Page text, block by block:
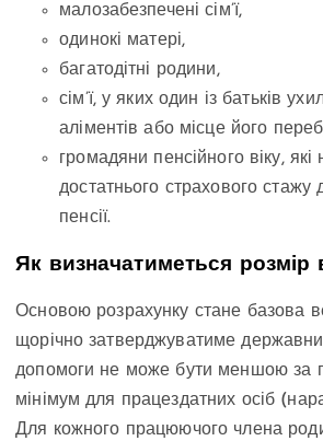
малозабезпечені сім’ї,
одинокі матері,
багатодітні родини,
сім’ї, у яких один із батьків
аліментів або місце його
громадяни пенсійного віку,
достатнього страхового
пенсії.
Як визначатиметься розмір
Основою розрахунку стане базова
щорічно затверджуватиме
допомоги не може бути меншою за
мінімум для працездатних осіб
Для кожного працюючого члена